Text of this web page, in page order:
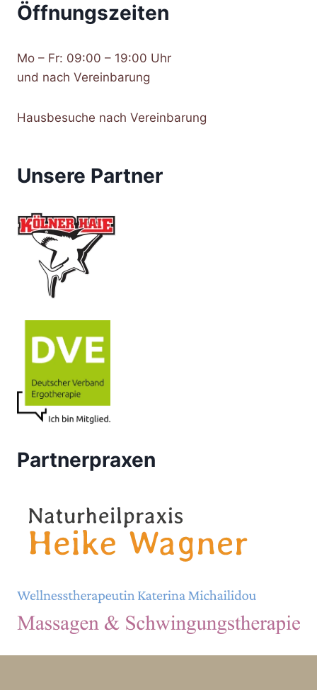
Öffnungszeiten
Mo – Fr: 09:00 – 19:00 Uhr
und nach Vereinbarung
Hausbesuche nach Vereinbarung
Unsere Partner
Partnerpraxen